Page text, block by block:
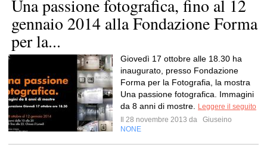
Una passione fotografica, fino al 12
gennaio 2014 alla Fondazione Forma
per la...
Giovedì 17 ottobre alle 18.30 ha
inaugurato, presso Fondazione
Forma per la Fotografia, la mostra
Una passione fotografica. Immagini
da 8 anni di mostre.
Leggere il seguito
Il 28 novembre 2013 da
Giuseino
NONE